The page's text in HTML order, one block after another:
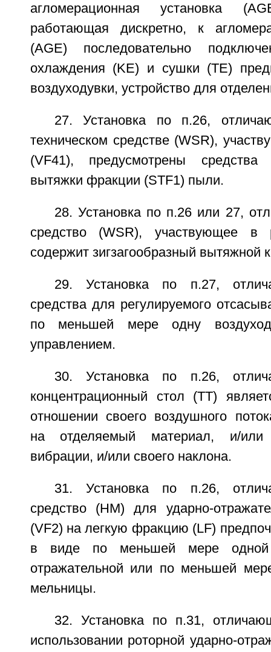
агломерационная установка
работающая дискретно, к
(АGЕ) последовательно
охлаждения (KЕ) и сушки (ТЕ)
воздуходувки, устройство для
27. Установка по п.26,
техническом средстве (WSR),
(VF41), предусмотрены средства
вытяжки фракции (STF1) пыли.
28. Установка по п.26 или 27,
средство (WSR), участвующее в
содержит зигзагообразный вытяжной
29. Установка по п.27,
средства для регулируемого
по меньшей мере одну
управлением.
30. Установка по п.26,
концентрационный стол (ТТ)
отношении своего воздушного
на отделяемый материал, и/или
вибрации, и/или своего наклона.
31. Установка по п.26,
средство (HM) для ударно-
(VF2) на легкую фракцию (LF)
в виде по меньшей мере одной
отражательной или по меньшей
мельницы.
32. Установка по п.31,
использовании роторной ударно-